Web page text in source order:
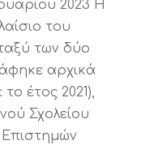
2023 Η
του
των δύο
αρχικά
έτος 2021),
Σχολείου
Επιστημών